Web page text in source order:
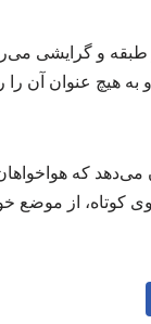
و گرایشی
به هیچ عنوان آن
که
از موضع